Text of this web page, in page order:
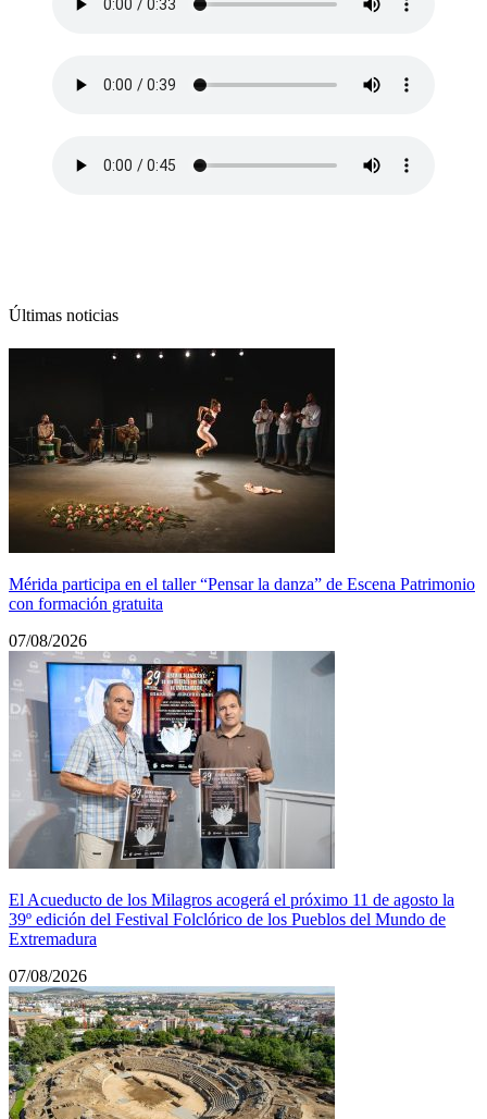
Últimas noticias
Mérida participa en el taller “Pensar la danza” de Escena Patrimonio
con formación gratuita
07/08/2026
El Acueducto de los Milagros acogerá el próximo 11 de agosto la
39º edición del Festival Folclórico de los Pueblos del Mundo de
Extremadura
07/08/2026